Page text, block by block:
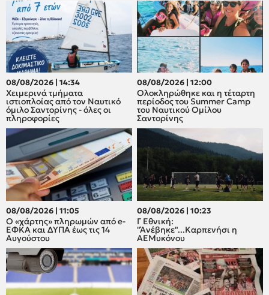
08/08/2026 | 14:34
Χειμερινά τμήματα
ιστιοπλοίας από τον Ναυτικό
όμιλο Σαντορίνης - όλες οι
πληροφορίες
08/08/2026 | 12:00
Oλοκληρώθηκε και η τέταρτη
περίοδος του Summer Camp
του Ναυτικού Ομίλου
Σαντορίνης
08/08/2026 | 11:05
Ο «χάρτης» πληρωμών από e-
ΕΦΚΑ και ΔΥΠΑ έως τις 14
Αυγούστου
08/08/2026 | 10:23
Γ Εθνική:
"Άνέβηκε"...Καρπενήσι η
ΑΕΜυκόνου